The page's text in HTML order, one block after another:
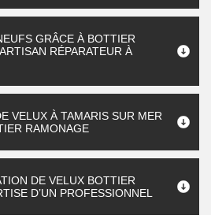
GRÂCE À BOTTIER
RÉPARATEUR À
VELUX À TAMARIS SUR MER
RAMONAGE
DE VELUX BOTTIER
D’UN PROFESSIONNEL